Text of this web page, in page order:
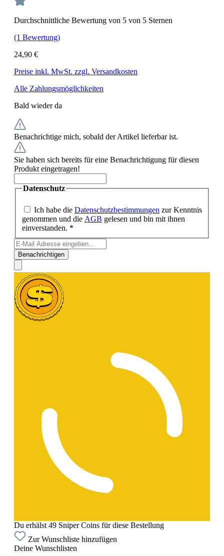
Durchschnittliche Bewertung von 5 von 5 Sternen
(1 Bewertung)
24,90 €
Preise inkl. MwSt. zzgl. Versandkosten
Alle Zahlungsmöglichkeiten
Bald wieder da
Benachrichtige mich, sobald der Artikel lieferbar ist.
Sie haben sich bereits für eine Benachrichtigung für diesen
Produkt eingetragen!
Datenschutz
Ich habe die Datenschutzbestimmungen zur Kenntnis
genommen und die AGB gelesen und bin mit ihnen
einverstanden. *
Benachrichtigen
Du erhälst 49 Sniper Coins für diese Bestellung
Zur Wunschliste hinzufügen
Deine Wunschlisten